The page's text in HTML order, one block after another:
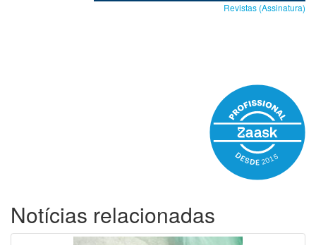
Revistas (Assinatura)
Notícias relacionadas